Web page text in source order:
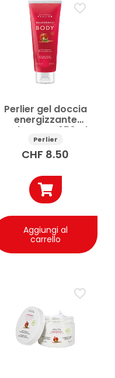
Perlier gel doccia
energizzante
Melograno 250ml
Perlier
CHF 8.50
Aggiungi al
carrello